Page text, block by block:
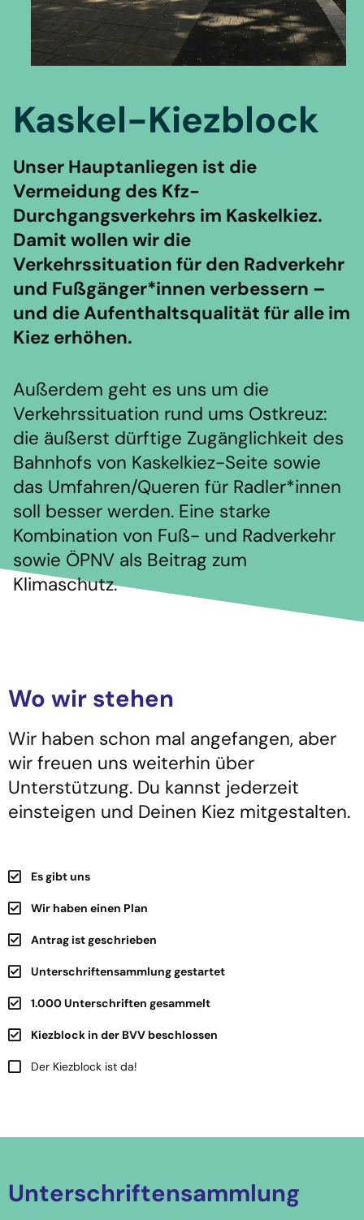
Kaskel-Kiezblock
Unser Hauptanliegen ist die
Vermeidung des Kfz-
Durchgangsverkehrs im Kaskelkiez.
Damit wollen wir die
Verkehrssituation für den Radverkehr
und Fußgänger*innen verbessern –
und die Aufenthaltsqualität für alle im
Kiez erhöhen.
Außerdem geht es uns um die
Verkehrssituation rund ums Ostkreuz:
die äußerst dürftige Zugänglichkeit des
Bahnhofs von Kaskelkiez-Seite sowie
das Umfahren/Queren für Radler*innen
soll besser werden. Eine starke
Kombination von Fuß- und Radverkehr
sowie ÖPNV als Beitrag zum
Klimaschutz.
Wo wir stehen
Wir haben schon mal angefangen, aber
wir freuen uns weiterhin über
Unterstützung. Du kannst jederzeit
einsteigen und Deinen Kiez mitgestalten.
Es gibt uns
Wir haben einen Plan
Antrag ist geschrieben
Unterschriften­sammlung gestartet
1.000 Unterschriften gesammelt
Kiezblock in der BVV beschlossen
Der Kiezblock ist da!
Unterschriftensammlung